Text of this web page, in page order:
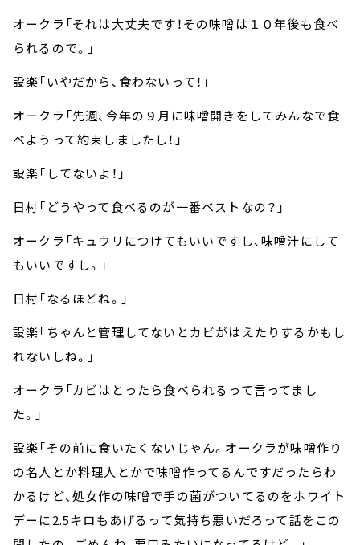
オークラ「それは大丈夫です！その味噌は１０年後も食べ
られるので。」
設楽「いやだから、食わないって！」
オークラ「先週、今年の９月に味噌開きをしてみんなで食
べようって約束しましたし！」
設楽「してないよ！」
日村「どうやって食べるのが一番ベストなの？」
オークラ「キュウリにつけてもいいですし、味噌汁にして
もいいですし。」
日村「なるほどね。」
設楽「ちゃんと管理してないとカビがはえたりするかもし
れないしね。」
オークラ「カビはとったら食べられるって言ってまし
た。」
設楽「その前に食いたくないじゃん。オークラが味噌作り
の名人とか料理人とかで味噌作ってるんですだったらわ
かるけど、処女作の味噌で手の菌がついてるのをホワイト
デーに2.5キロもあげるって気持ち悪いだろって話をこの